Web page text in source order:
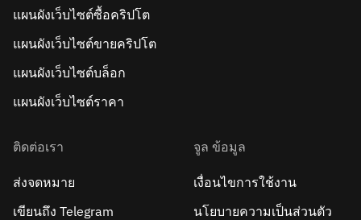
แผนผังเว็บไซต์ซื้อคริปโต
แผนผังเว็บไซต์ขายคริปโต
แผนผังเว็บไซต์บล็อก
แผนผังเว็บไซต์ราคา
ติดต่อเรา
ส่งจดหมาย
เขียนถึง Telegram
จูล ข้อมูล
เงื่อนไขการใช้งาน
นโยบายความเป็นส่วนตัว